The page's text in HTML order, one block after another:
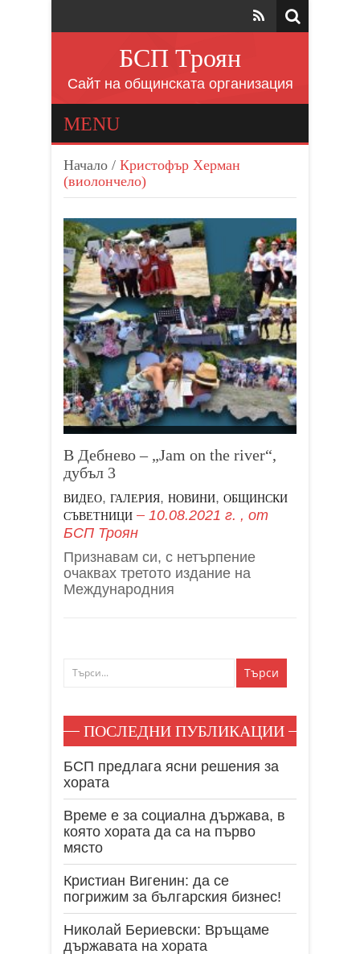
БСП Троян
Сайт на общинската организация
MENU
Начало / Кристофър Херман
(виолончело)
В Дебнево – „Jam on the river“,
дубъл 3
ВИДЕО, ГАЛЕРИЯ, НОВИНИ, ОБЩИНСКИ
СЪВЕТНИЦИ
10.08.2021 г. , от
БСП Троян
Признавам си, с нетърпение
очаквах третото издание на
Международния
ПОСЛЕДНИ ПУБЛИКАЦИИ
БСП предлага ясни решения за
хората
Време е за социална държава, в
която хората да са на първо
място
Кристиан Вигенин: да се
погрижим за българския бизнес!
Николай Бериевски: Връщаме
държавата на хората